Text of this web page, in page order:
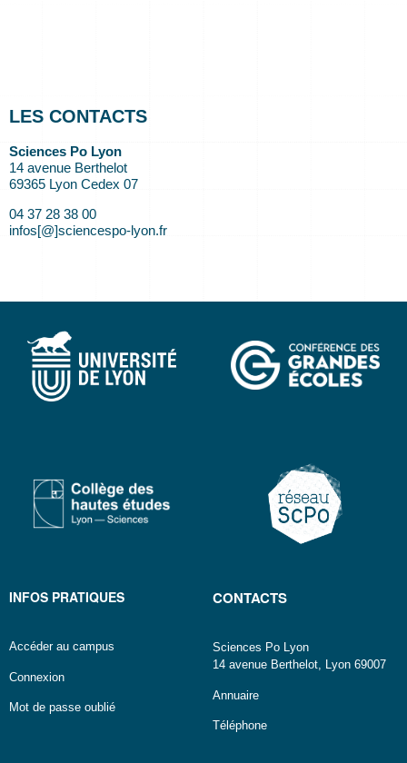
LES CONTACTS
Sciences Po Lyon
14 avenue Berthelot
69365 Lyon Cedex 07
04 37 28 38 00
infos[@]sciencespo-lyon.fr
INFOS PRATIQUES
Accéder au campus
Connexion
Mot de passe oublié
CONTACTS
Sciences Po Lyon
14 avenue Berthelot, Lyon 69007
Annuaire
Téléphone